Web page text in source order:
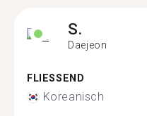
S.
Daejeon
FLIESSEND
Koreanisch